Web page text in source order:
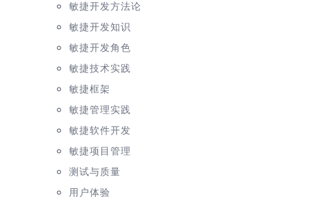
敏捷开发方法论
敏捷开发知识
敏捷开发角色
敏捷技术实践
敏捷框架
敏捷管理实践
敏捷软件开发
敏捷项目管理
测试与质量
用户体验